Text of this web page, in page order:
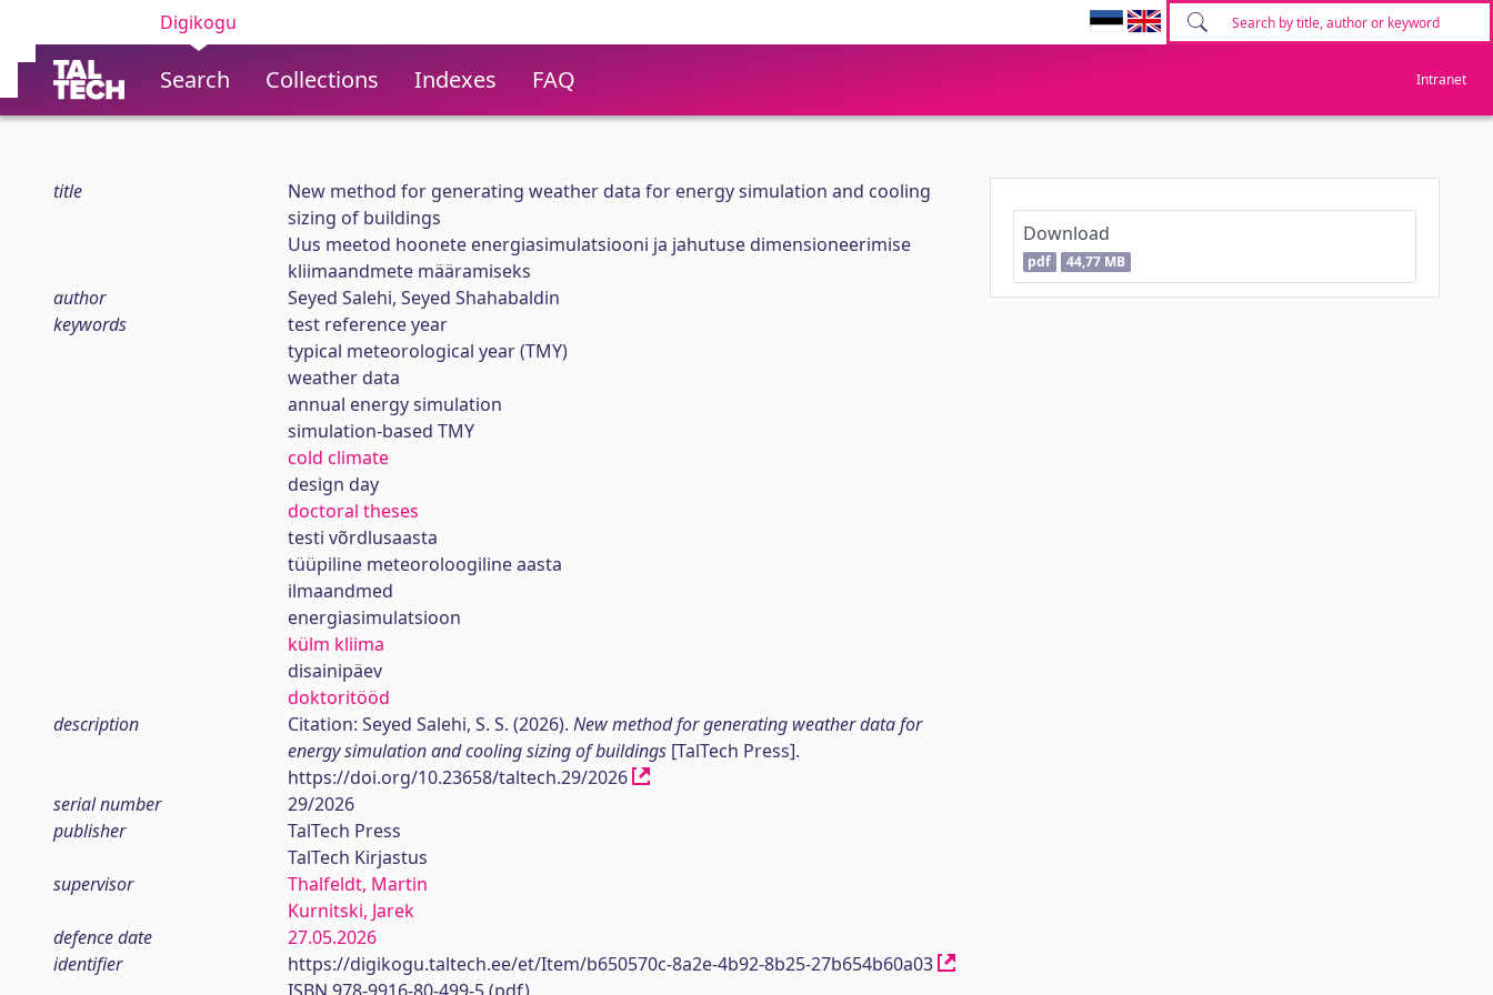
Digikogu
Search Collections Indexes FAQ Intranet
title
New method for generating weather data for energy simulation and cooling
sizing of buildings
Uus meetod hoonete energiasimulatsiooni ja jahutuse dimensioneerimise
kliimaandmete määramiseks
author
Seyed Salehi, Seyed Shahabaldin
keywords
test reference year
typical meteorological year (TMY)
weather data
annual energy simulation
simulation-based TMY
cold climate
design day
doctoral theses
testi võrdlusaasta
tüüpiline meteoroloogiline aasta
ilmaandmed
energiasimulatsioon
külm kliima
disainipäev
doktoritööd
description
Citation: Seyed Salehi, S. S. (2026). New method for generating weather data for
energy simulation and cooling sizing of buildings[TalTech Press].
https://doi.org/10.23658/taltech.29/2026
serial number
29/2026
publisher
TalTech Press
TalTech Kirjastus
supervisor
Thalfeldt, Martin
Kurnitski, Jarek
defence date
27.05.2026
identifier
https://digikogu.taltech.ee/et/Item/b650570c-8a2e-4b92-8b25-27b654b60a03
Download
pdf 44,77 MB